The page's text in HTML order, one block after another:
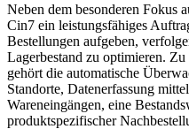
Neben dem besonderen Fokus
Cin7 ein leistungsfähiges
Bestellungen aufgeben,
Lagerbestand zu optimieren.
gehört die automatische
Standorte, Datenerfassung
Wareneingängen, eine
produktspezifischer